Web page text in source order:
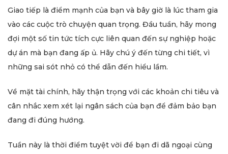
Giao tiếp là điểm mạnh của bạn và bây giờ là lúc tham gia
vào các cuộc trò chuyện quan trọng. Đầu tuần, hãy mong
đợi một số tin tức tích cực liên quan đến sự nghiệp hoặc
dự án mà bạn đang ấp ủ. Hãy chú ý đến từng chi tiết, vì
những sai sót nhỏ có thể dẫn đến hiểu lầm.
Về mặt tài chính, hãy thận trọng với các khoản chi tiêu và
cân nhắc xem xét lại ngân sách của bạn để đảm bảo bạn
đang đi đúng hướng.
Tuần này là thời điểm tuyệt vời để bạn đi dã ngoại cùng